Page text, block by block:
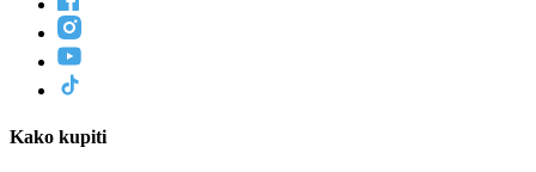
Kako kupiti